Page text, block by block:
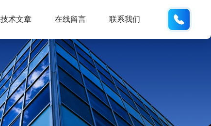
技术文章 在线留言 联系我们